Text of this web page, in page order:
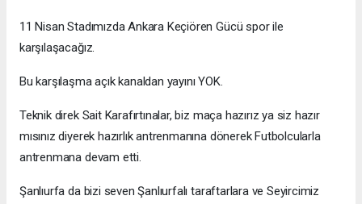
11 Nisan Stadımızda Ankara Keçiören Gücü spor ile
karşılaşacağız.
Bu karşılaşma açık kanaldan yayını YOK.
Teknik direk Sait Karafırtınalar, biz maça hazırız ya siz hazır
mısınız diyerek hazırlık antrenmanına dönerek Futbolcularla
antrenmana devam etti.
Şanlıurfa da bizi seven Şanlıurfalı taraftarlara ve Seyircimiz